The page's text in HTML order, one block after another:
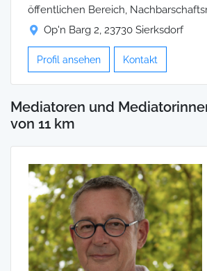
öffentlichen Bereich,
Op'n Barg 2, 23730 Sierksdorf
Profil ansehen Kontakt
Mediatoren und
von 11 km